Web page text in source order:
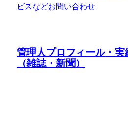
ビスなどお問い合わせ
管理人プロフィール・
（雑誌・新聞）